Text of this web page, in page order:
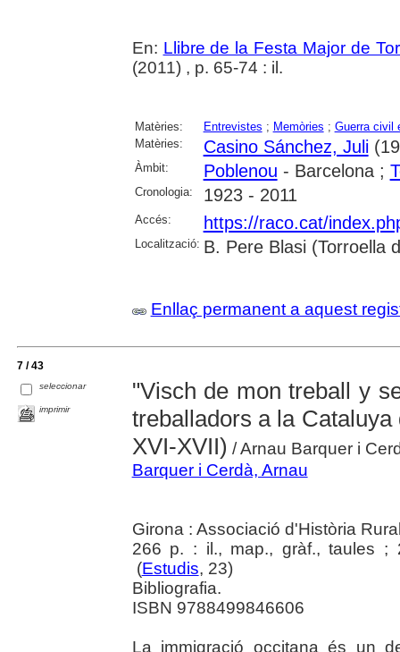
En: Llibre de la Festa Major de
(2011) , p. 65-74 : il.
Matèries: Entrevistes ; Memòries ; Guerra civil
Matèries:
Casino Sánchez, Juli
Àmbit: Poblenou - Barcelona ;
Cronologia: 1923 - 2011
Accés: https://raco.cat/
Localització: B. Pere Blasi (Torroella
Enllaç permanent a aquest
7 / 43
seleccionar
imprimir
"Visch de mon treball y
treballadors a la
XVI-XVII) / Arnau Barquer i
Barquer i Cerdà, Arnau
Girona : Associació d'Història
266 p. : il., map., gràf., taules ;
(Estudis, 23)
Bibliografia.
ISBN 9788499846606
La immigració occitana és un